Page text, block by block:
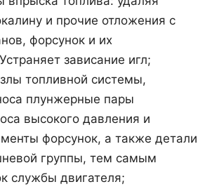
и прочие отложения с
форсунок и их
зависание игл;
топливной системы,
плунжерные пары
высокого давления и
форсунок, а также детали
группы, тем самым
службы двигателя;